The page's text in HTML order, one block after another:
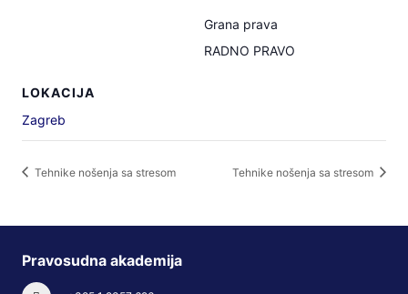
LOKACIJA
Zagreb
Grana prava
RADNO PRAVO
Tehnike nošenja sa stresom Tehnike nošenja sa stresom
Pravosudna akademija